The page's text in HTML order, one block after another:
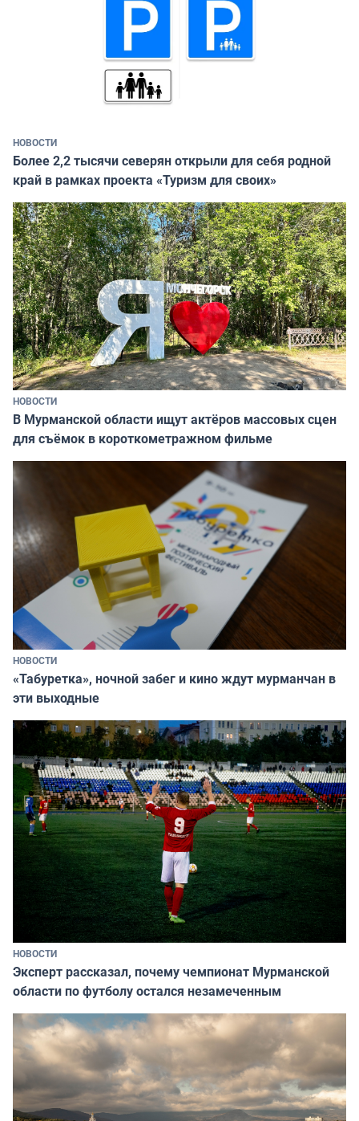
НОВОСТИ
Более 2,2 тысячи северян открыли для себя родной
край в рамках проекта «Туризм для своих»
НОВОСТИ
В Мурманской области ищут актёров массовых сцен
для съёмок в короткометражном фильме
НОВОСТИ
«Табуретка», ночной забег и кино ждут мурманчан в
эти выходные
НОВОСТИ
Эксперт рассказал, почему чемпионат Мурманской
области по футболу остался незамеченным